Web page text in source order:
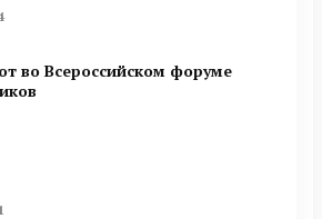
во Всероссийском форуме